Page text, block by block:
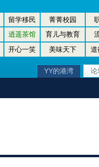
留学移民 菁菁校园
逍遥茶馆 育儿与教育
开心一笑 美味天下
道
YY的港湾 论